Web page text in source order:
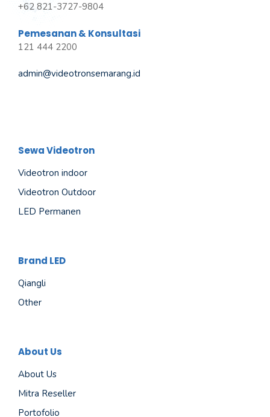
+62 821-3727-9804
Pemesanan & Konsultasi
121 444 2200
admin@videotronsemarang.id
Sewa Videotron
Videotron indoor
Videotron Outdoor
LED Permanen
Brand LED
Qiangli
Other
About Us
About Us
Mitra Reseller
Portofolio